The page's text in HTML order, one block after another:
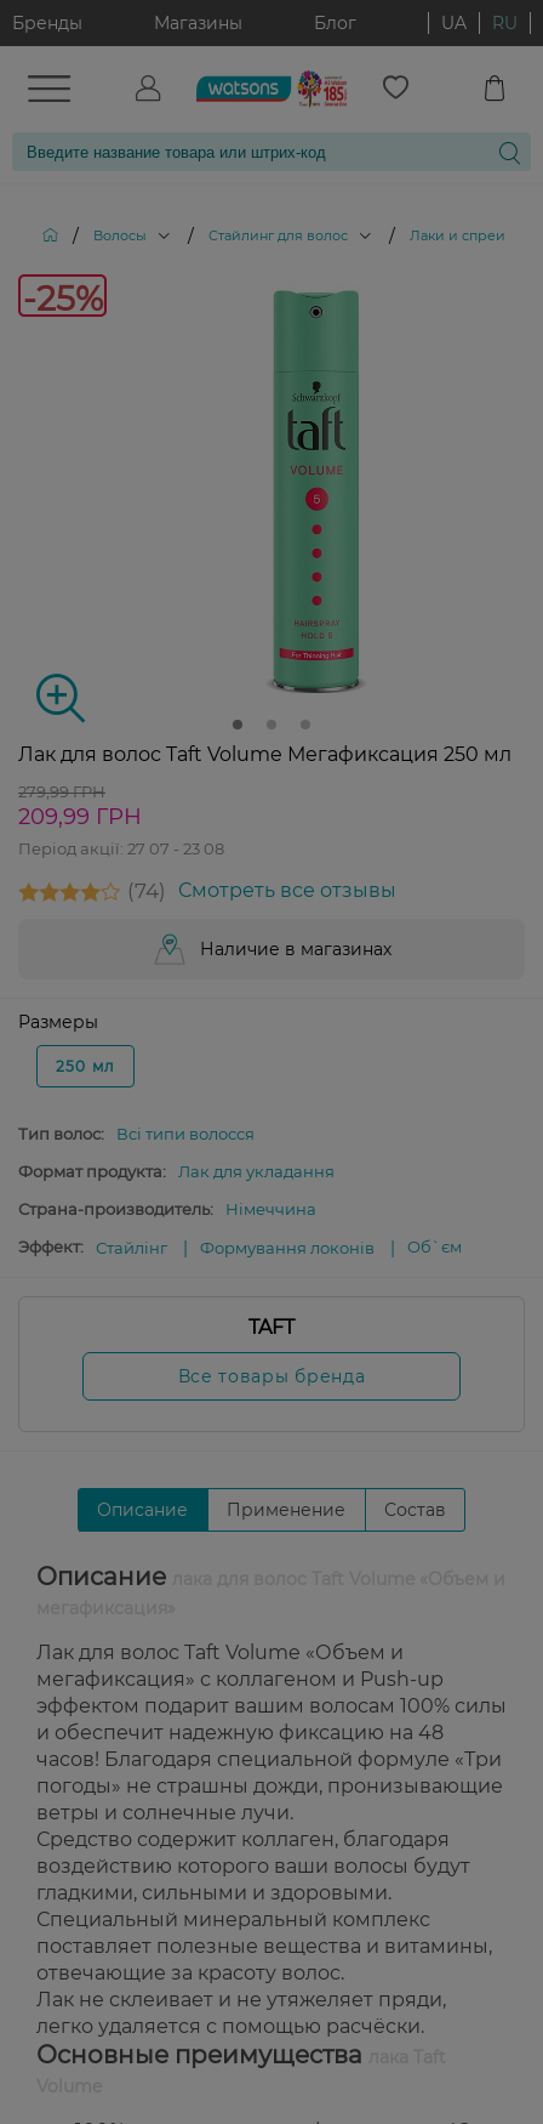
Бренды Магазины Блог UA RU
/ Волосы / Стайлинг для волос / Лаки и спреи для
-25%
Лак для волос Taft Volume Мегафиксация 250 мл
279,99 ГРН
209,99 ГРН
Період акції: 27 07 - 23 08
74 Смотреть все отзывы
Наличие в магазинах
Размеры
250 мл
Тип волос:
Всі типи волосся
Формат продукта:
Лак для укладання
Страна-производитель:
Німеччина
Эффект:
Стайлінг Формування локонів Об`єм
TAFT
Все товары бренда
Описание Применение Состав
Описание
Лак для волос Taft Volume «Объем и
мегафиксация» с коллагеном и Push-up
эффектом подарит вашим волосам 100% силы
и обеспечит надежную фиксацию на 48
часов! Благодаря специальной формуле «Три
погоды» не страшны дожди, пронизывающие
ветры и солнечные лучи.
Средство содержит коллаген, благодаря
воздействию которого ваши волосы будут
гладкими, сильными и здоровыми.
Специальный минеральный комплекс
поставляет полезные вещества и витамины,
отвечающие за красоту волос.
Лак не склеивает и не утяжеляет пряди,
легко удаляется с помощью расчёски.
Основные преимущества